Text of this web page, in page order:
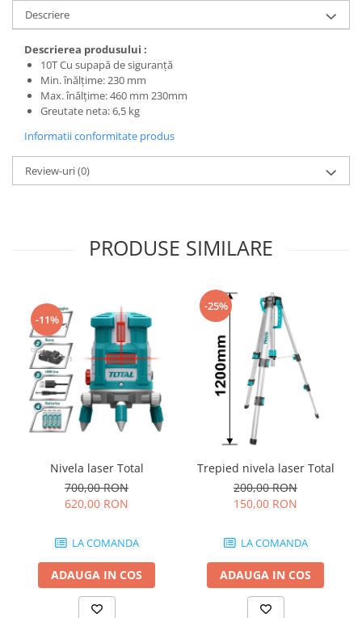
Scule de mana
Capsatoare , multifuncionale si
pistoale silicon
Chei si truse chei
Ciocane , clesti si foarfeci
Debitare gresie / faianta si geamuri
Fierastraie si topoare
Scari , lize si depozitare
Echere si compasuri
Nivele
Nivele laser
Rulete si metre
Telemetre
Termometre
Accesorii auto
Accesorii scule electrice
Capsatoare si pistoale pneumatice
Consumabile scule electrice
Accesorii abrazive
Accesorii pentru lustruire
Descriere
Descrierea produsului :
10T Cu supapă de siguranță
Min. înălțime: 230 mm
Max. înălțime: 460 mm 230mm
Greutate neta: 6,5 kg
Informatii conformitate produs
Review-uri(0)
PRODUSE SIMILARE
-11%
Nivela laser Total
700,00 RON
620,00 RON
LA COMANDA
ADAUGA IN COS
-25%
Trepied nivela laser Total
200,00 RON
150,00 RON
LA COMANDA
ADAUGA IN COS